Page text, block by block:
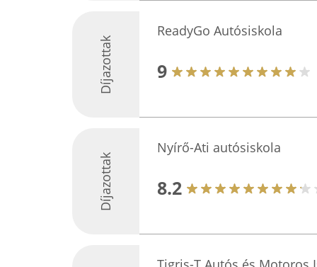
Díjazottak
ReadyGo Autósiskola
9
Díjazottak
Nyírő-Ati autósiskola
8.2